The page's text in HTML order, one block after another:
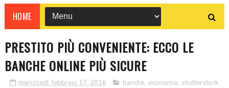
HOME
PRESTITO PIÙ CONVENIENTE: ECCO LE
BANCHE ONLINE PIÙ SICURE
mercoledì, febbraio 17, 2016 banche, economia, shutterstock